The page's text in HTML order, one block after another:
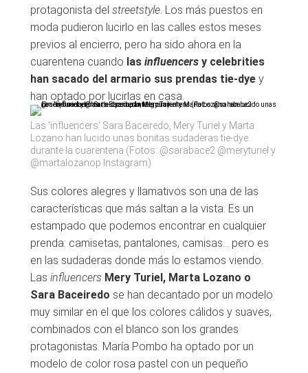
protagonista del streetstyle. Los más puestos en
moda pudieron lucirlo en las calles estos meses
previos al encierro, pero ha sido ahora en la
cuarentena cuando las influencers y celebrities
han sacado del armario sus prendas tie-dye y
han optado por lucirlas en casa.
Las 'influencers' Sara Baceiredo, Mery Turiel y Marta
Lozano han lucido unas bonitas sudaderas tie-dye
durante la cuarentena (Fotos: @sarabace2 @meryturiel y
@martalozanop Instagram)
Sus colores alegres y llamativos son una de las
características que más saltan a la vista. Es un
estampado que podemos encontrar en cualquier
prenda: camisetas, pantalones, camisas... pero es
en las sudaderas donde más lo estamos viendo.
Las influencers Mery Turiel, Marta Lozano o
Sara Baceiredo se han decantado por un modelo
muy similar en el que los colores cálidos y suaves,
combinados con el blanco son los grandes
protagonistas. María Pombo ha optado por un
modelo de color rosa pastel con un pequeño